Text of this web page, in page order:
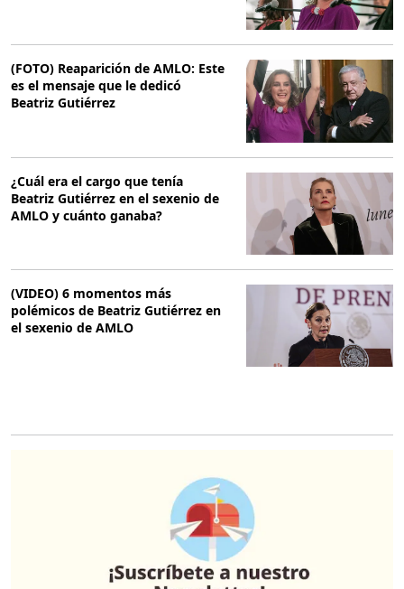
(FOTO) Reaparición de AMLO: Este
es el mensaje que le dedicó
Beatriz Gutiérrez
¿Cuál era el cargo que tenía
Beatriz Gutiérrez en el sexenio de
AMLO y cuánto ganaba?
(VIDEO) 6 momentos más
polémicos de Beatriz Gutiérrez en
el sexenio de AMLO